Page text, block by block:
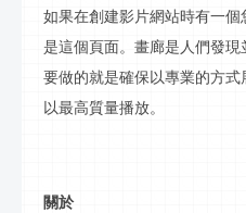
如果在創建影片網站時有一個
是這個頁面。畫廊是人們發
要做的就是確保以專業的方式
以最高質量播放。
關於